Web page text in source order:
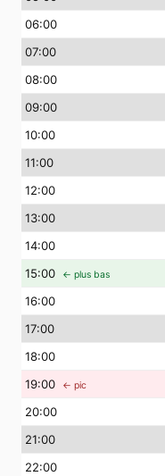
06:00
07:00
08:00
09:00
10:00
11:00
12:00
13:00
14:00
15:00 ← plus bas
16:00
17:00
18:00
19:00 ← pic
20:00
21:00
22:00